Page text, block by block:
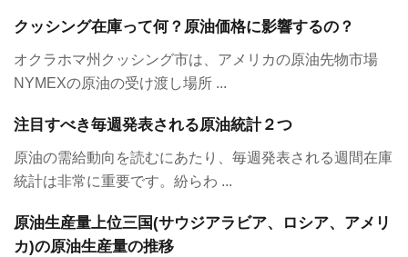
クッシング在庫って何？原油価格に影響するの？
オクラホマ州クッシング市は、アメリカの原油先物市場
NYMEXの原油の受け渡し場所 ...
注目すべき毎週発表される原油統計２つ
原油の需給動向を読むにあたり、毎週発表される週間在庫
統計は非常に重要です。紛らわ ...
原油生産量上位三国(サウジアラビア、ロシア、アメリ
カ)の原油生産量の推移